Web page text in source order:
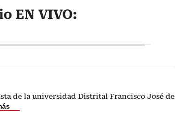
EN VIVO:
de la universidad Distrital Francisco José de